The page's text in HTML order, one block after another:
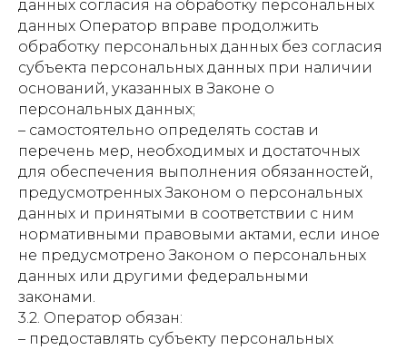
данных согласия на обработку персональных
данных Оператор вправе продолжить
обработку персональных данных без согласия
субъекта персональных данных при наличии
оснований, указанных в Законе о
персональных данных;
– самостоятельно определять состав и
перечень мер, необходимых и достаточных
для обеспечения выполнения обязанностей,
предусмотренных Законом о персональных
данных и принятыми в соответствии с ним
нормативными правовыми актами, если иное
не предусмотрено Законом о персональных
данных или другими федеральными
законами.
3.2. Оператор обязан:
– предоставлять субъекту персональных